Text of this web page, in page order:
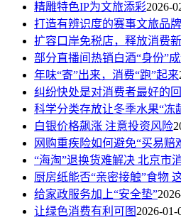
精雕特色IP为文旅添彩2026-
打造有辨识度的赛事文旅品牌
扩容口岸免税店，释放消费
部分直播间热销白酒“身份”
年味“寄”出来，消费“跑”起来
纠纷快处是对消费者最好的
科学分类存放让冬季水果“冻
白银价格飙涨 注意投资风险
网购重疾险如何避免“买易赔
“海淘”退换货难解决 北京市
厨房纸能否“亲密接触”食物
给家政服务加上“安全垫”
让绿色消费有利可图 2026-01-